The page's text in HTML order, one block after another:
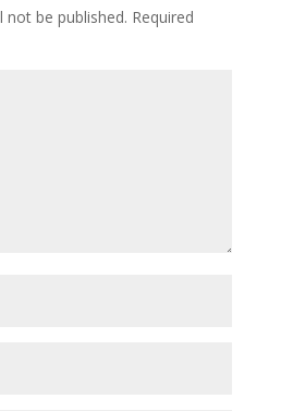
not be published. Required